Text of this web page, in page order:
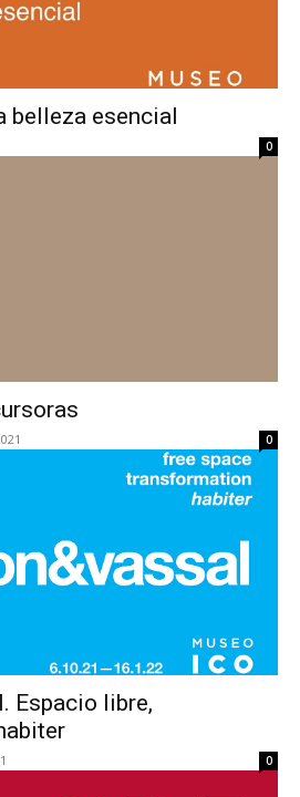
belleza esencial
0
0
Espacio libre,
0